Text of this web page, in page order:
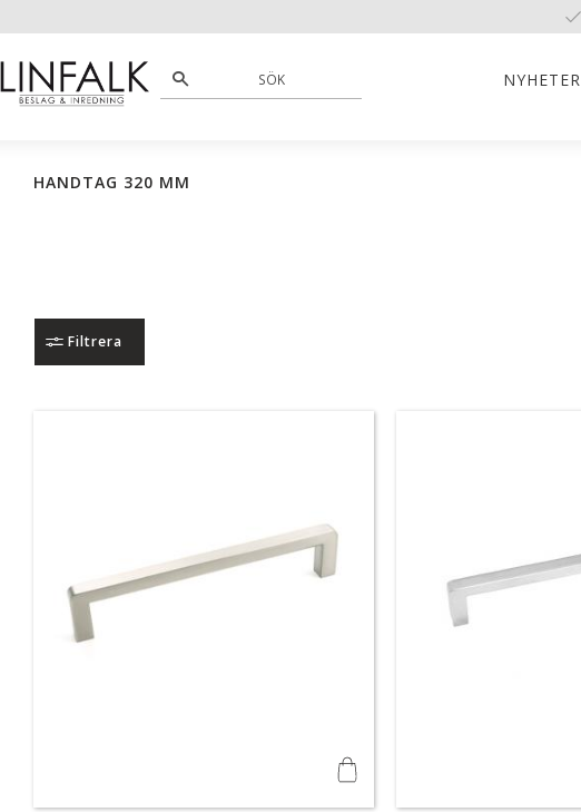
NYHETER
HANDTAG 320 MM
Filtrera